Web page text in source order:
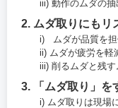
iii) 動作のムダの抽
2. ムダ取りにもリ
i) ムダが品質を担
ii) ムダが疲労を軽
iii) 削るムダと残す
3. 「ムダ取り」を
i) ムダ取りは現場に